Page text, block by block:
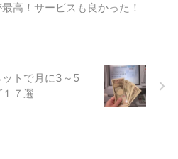
高！サービスも良かった！
トで月に3～5
７選